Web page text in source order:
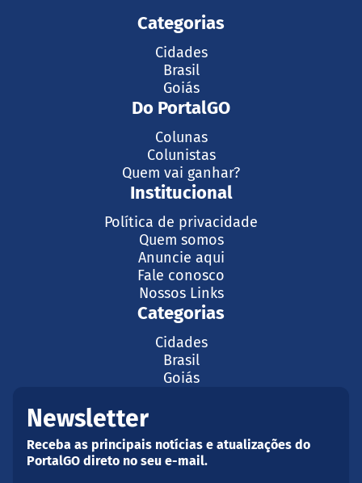
Categorias
Cidades
Brasil
Goiás
Do PortalGO
Colunas
Colunistas
Quem vai ganhar?
Institucional
Política de privacidade
Quem somos
Anuncie aqui
Fale conosco
Nossos Links
Categorias
Cidades
Brasil
Goiás
Newsletter
Receba as principais notícias e atualizações do
PortalGO direto no seu e-mail.